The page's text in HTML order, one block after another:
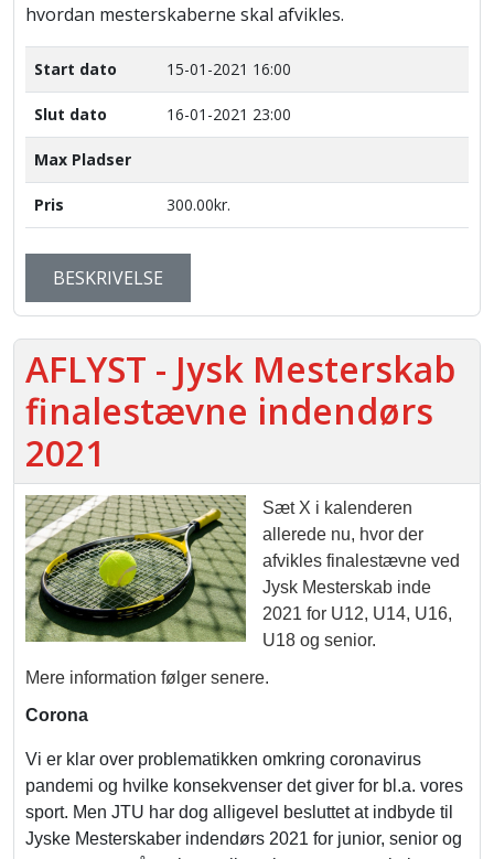
hvordan mesterskaberne skal afvikles.
Start dato 15-01-2021 16:00
Slut dato 16-01-2021 23:00
Max Pladser
Pris 300.00kr.
BESKRIVELSE
AFLYST - Jysk Mesterskab
finalestævne indendørs
2021
Sæt X i kalenderen
allerede nu, hvor der
afvikles finalestævne ved
Jysk Mesterskab inde
2021 for U12, U14, U16,
U18 og senior.
Mere information følger senere.
Corona
Vi er klar over problematikken omkring coronavirus
pandemi og hvilke konsekvenser det giver for bl.a. vores
sport. Men JTU har dog alligevel besluttet at indbyde til
Jyske Mesterskaber indendørs 2021 for junior, senior og